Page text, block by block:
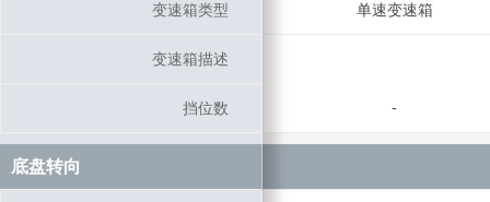
变速箱类型 单速变速箱
变速箱描述
挡位数 -
底盘转向
变速箱类型
变速箱描述
挡位数
底盘转向